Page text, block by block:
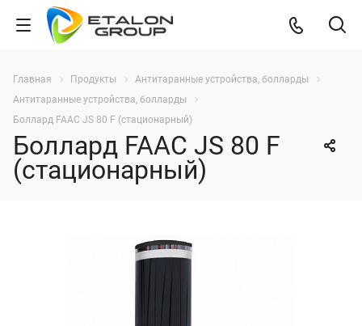
Главная Продукты
Антитаранные устройства, болларды
Антитаранные устройства, болларды
Боллард FAAC JS 80 F (стационарный)
Боллард FAAC JS 80 F
(стационарный)